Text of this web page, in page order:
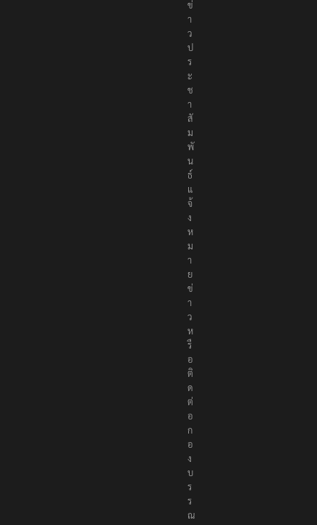
ส่
ง
ข่
า
ว
ป
ร
ะ
ช
า
สั
ม
พั
น
ธ์
แ
จ้
ง
ห
ม
า
ย
ข่
า
ว
ห
รื
อ
ติ
ด
ต่
อ
ก
อ
ง
บ
ร